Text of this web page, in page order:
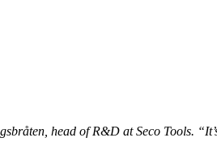
head of R&D at Seco Tools.